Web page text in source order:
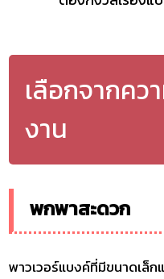
เลือกจากคว
งาน
พกพาสะดวก
พาวเวอร์แบงค์ที่มีขนาดเล็ก